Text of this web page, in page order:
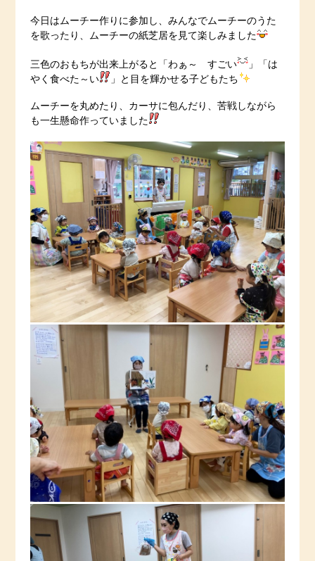
今日はムーチー作りに参加し、みんなでムーチーのうた
を歌ったり、ムーチーの紙芝居を見て楽しみました
三色のおもちが出来上がると「わぁ～ すごい
」「は
やく食べた～い
」と目を輝かせる子どもたち
ムーチーを丸めたり、カーサに包んだり、苦戦しながら
も一生懸命作っていました